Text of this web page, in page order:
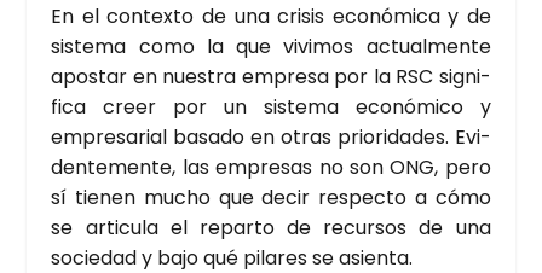
En el con­tex­to de una cri­sis eco­nó­mi­ca y de
sis­te­ma como la que vivi­mos actual­men­te
apos­tar en nues­tra empre­sa por la RSC sig­ni­
fi­ca creer por un sis­te­ma eco­nó­mi­co y
empre­sa­rial basa­do en otras prio­ri­da­des. Evi­
den­te­men­te, las empre­sas no son ONG, pero
sí tie­nen mucho que decir res­pec­to a cómo
se arti­cu­la el repar­to de recur­sos de una
socie­dad y bajo qué pila­res se asien­ta.